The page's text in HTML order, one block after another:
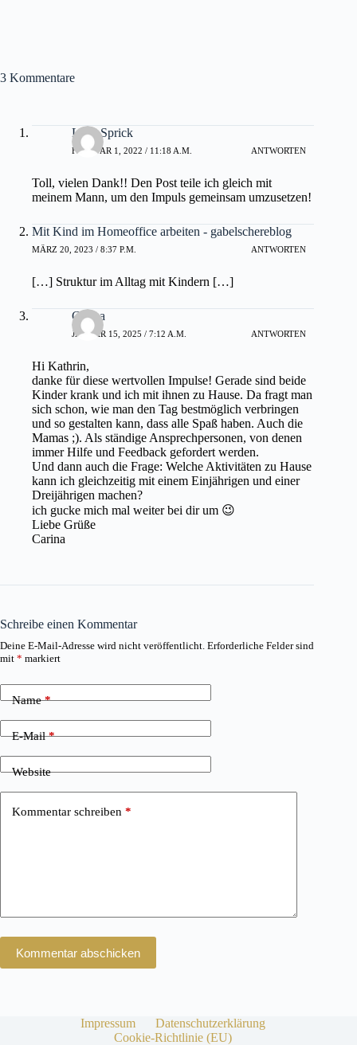
3 Kommentare
Lena Sprick
FEBRUAR 1, 2022 / 11:18 A.M. ANTWORTEN
Toll, vielen Dank!! Den Post teile ich gleich mit
meinem Mann, um den Impuls gemeinsam umzusetzen!
Mit Kind im Homeoffice arbeiten - gabelschereblog
MÄRZ 20, 2023 / 8:37 P.M. ANTWORTEN
[…] Struktur im Alltag mit Kindern […]
Carina
JANUAR 15, 2025 / 7:12 A.M. ANTWORTEN
Hi Kathrin,
danke für diese wertvollen Impulse! Gerade sind beide
Kinder krank und ich mit ihnen zu Hause. Da fragt man
sich schon, wie man den Tag bestmöglich verbringen
und so gestalten kann, dass alle Spaß haben. Auch die
Mamas ;). Als ständige Ansprechpersonen, von denen
immer Hilfe und Feedback gefordert werden.
Und dann auch die Frage: Welche Aktivitäten zu Hause
kann ich gleichzeitig mit einem Einjährigen und einer
Dreijährigen machen?
ich gucke mich mal weiter bei dir um 😉
Liebe Grüße
Carina
Schreibe einen Kommentar
Deine E-Mail-Adresse wird nicht veröffentlicht. Erforderliche Felder sind
mit * markiert
Name*
E-Mail*
Website
Kommentar schreiben *
Kommentar abschicken
Impressum
Datenschutzerklärung
Cookie-Richtlinie (EU)